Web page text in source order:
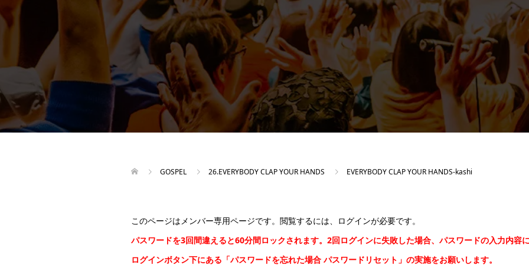
GOSPEL 26.EVERYBODY CLAP YOUR HANDS EVERYBODY CLAP YOUR HANDS-kashi
このページはメンバー専用ページです。閲覧するには、ログインが必要です。
パスワードを3回間違えると60分間ロックされます。2回ログインに失敗した場合、パスワードの入力内容
ログインボタン下にある「パスワードを忘れた場合 パスワードリセット 」の実施をお願いします。